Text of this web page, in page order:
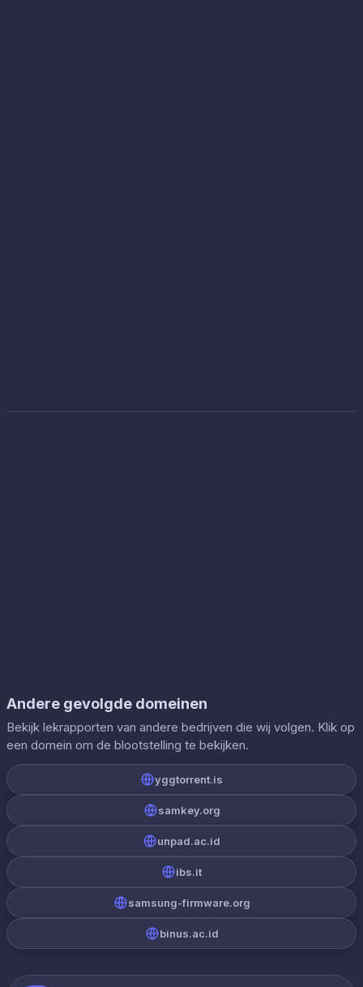
Andere gevolgde domeinen
Bekijk lekrapporten van andere bedrijven die wij volgen. Klik op
een domein om de blootstelling te bekijken.
yggtorrent.is
samkey.org
unpad.ac.id
ibs.it
samsung-firmware.org
binus.ac.id